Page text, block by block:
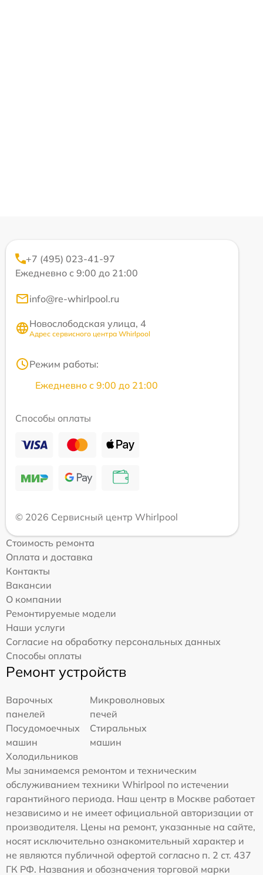
+7 (495) 023-41-97
Ежедневно с 9:00 до 21:00
info@re-whirlpool.ru
Новослободская улица, 4
Адрес сервисного центра Whirlpool
Режим работы:
Ежедневно с 9:00 до 21:00
Способы оплаты
© 2026 Сервисный центр Whirlpool
Стоимость ремонта
Оплата и доставка
Контакты
Вакансии
О компании
Ремонтируемые модели
Наши услуги
Согласие на обработку персональных данных
Способы оплаты
Ремонт устройств
Варочных
панелей
Микроволновых
печей
Посудомоечных
машин
Стиральных
машин
Холодильников
Мы занимаемся ремонтом и техническим
обслуживанием техники Whirlpool по истечении
гарантийного периода. Наш центр в Москве работает
независимо и не имеет официальной авторизации от
производителя. Цены на ремонт, указанные на сайте,
носят исключительно ознакомительный характер и
не являются публичной офертой согласно п. 2 ст. 437
ГК РФ. Названия и обозначения торговой марки